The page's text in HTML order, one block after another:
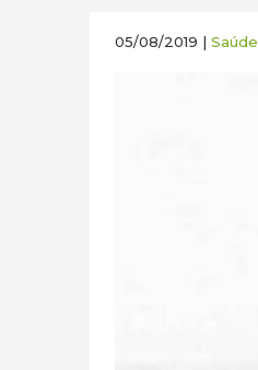
05/08/2019 |Saúde